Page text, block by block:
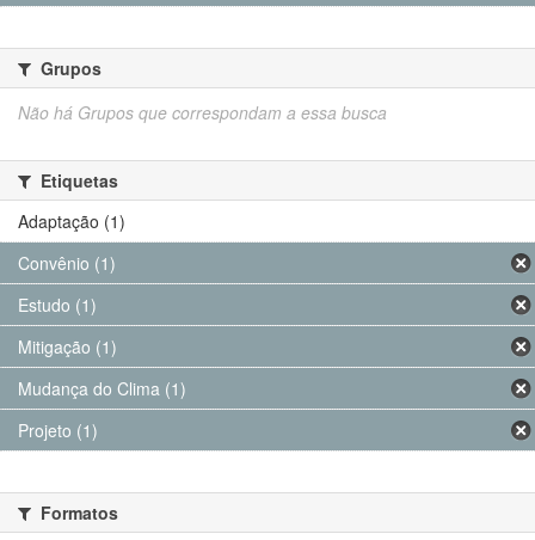
Grupos
Não há Grupos que correspondam a essa busca
Etiquetas
Adaptação (1)
Convênio (1)
Estudo (1)
Mitigação (1)
Mudança do Clima (1)
Projeto (1)
Formatos